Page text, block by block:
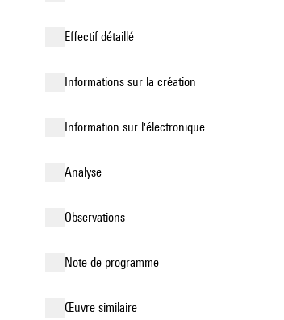
effectif détaillé
informations sur la création
Information sur l'électronique
analyse
observations
Note de programme
œuvre similaire